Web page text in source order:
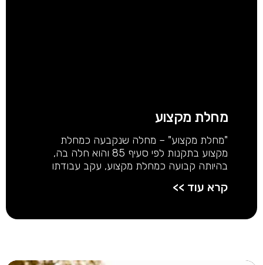
מחלת מקצוע
"מחלת מקצוע" – מחלה שנקבעה כמחלת
מקצוע בתקנות לפי סעיף 85 והוא חלה בה,
בהיותה קבועה כמחלת מקצוע, עקב עבודתו
קרא עוד >>